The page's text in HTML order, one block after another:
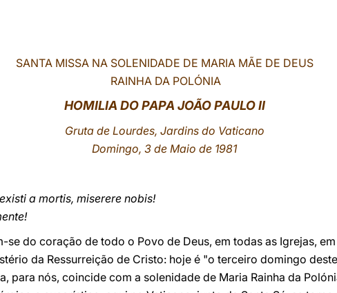
SANTA MISSA NA SOLENIDADE DE MARIA MÃE DE DEUS
RAINHA DA POLÓNIA
HOMILIA DO PAPA JOÃO PAULO II
Gruta de Lourdes, Jardins do Vaticano
Domingo, 3 de Maio de 1981
a mortis, miserere nobis!
se do coração de todo o Povo de Deus, em todas as Igrejas,
da Ressurreição de Cristo: hoje é "o terceiro domingo
para nós, coincide com a solenidade de Maria Rainha da